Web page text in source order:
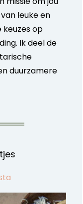
leuke en
op
Ik deel de
duurzamere